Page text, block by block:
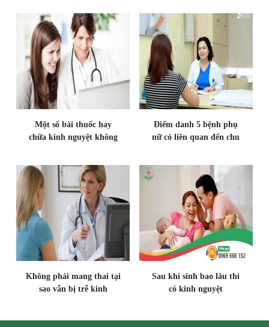
Một số bài thuốc hay
chữa kinh nguyệt không
Điểm danh 5 bệnh phụ
nữ có liên quan đến chu
Không phải mang thai tại
sao vẫn bị trễ kinh
Sau khi sinh bao lâu thì
có kinh nguyệt